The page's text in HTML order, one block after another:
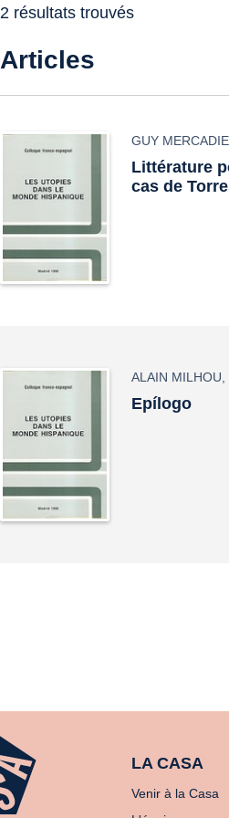
2 résultats trouvés
Articles
GUY
Littérature
cas de
ALAIN MILHOU,
Epílogo
LA CASA
Venir à la Casa